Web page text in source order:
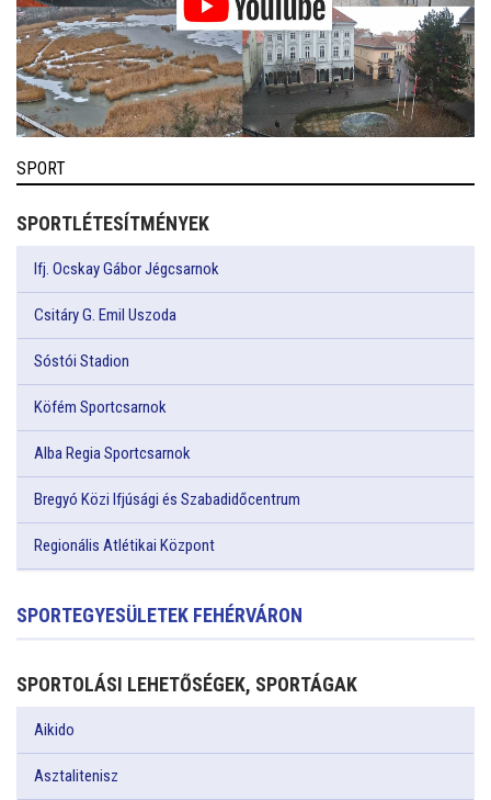
SPORT
SPORTLÉTESÍTMÉNYEK
Ifj. Ocskay Gábor Jégcsarnok
Csitáry G. Emil Uszoda
Sóstói Stadion
Köfém Sportcsarnok
Alba Regia Sportcsarnok
Bregyó Közi Ifjúsági és Szabadidőcentrum
Regionális Atlétikai Központ
SPORTEGYESÜLETEK FEHÉRVÁRON
SPORTOLÁSI LEHETŐSÉGEK, SPORTÁGAK
Aikido
Asztalitenisz